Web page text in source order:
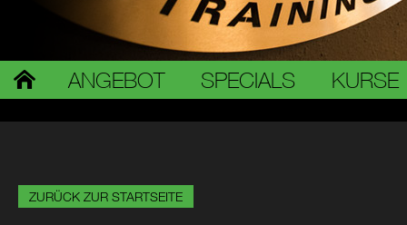
ANGEBOT SPECIALS KURSE
ZURÜCK ZUR STARTSEITE